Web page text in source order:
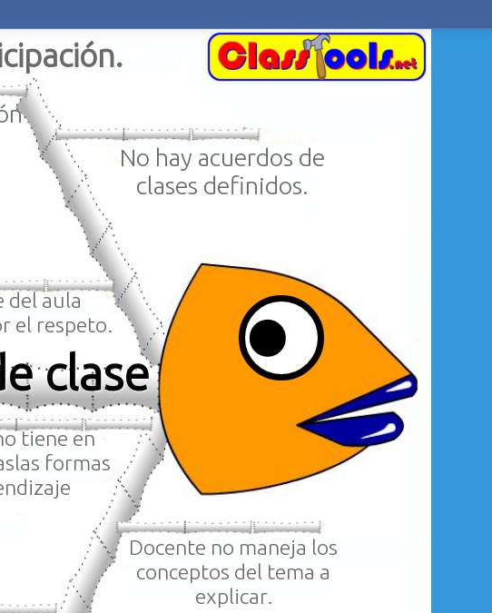
No hay acuerdos de
clases definidos.
del aula
el respeto.
tiene en
formas
Docente no maneja los
conceptos del tema a
explicar.
clase